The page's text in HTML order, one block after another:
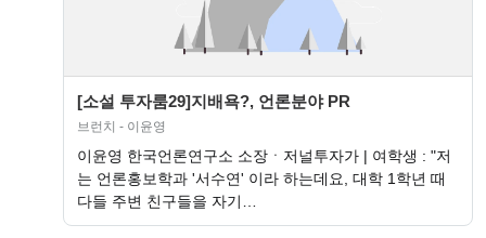
[소설 투자룸29]지배욕?, 언론분야 PR
브런치 - 이윤영
이윤영 한국언론연구소 소장ㆍ저널투자가 | 여학생 : "저
는 언론홍보학과 '서수연' 이라 하는데요, 대학 1학년 때
다들 주변 친구들을 자기…